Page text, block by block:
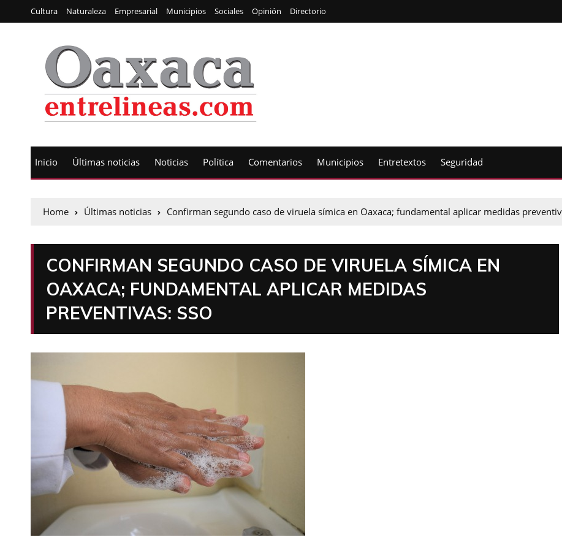
Cultura Naturaleza Empresarial Municipios Sociales Opinión Directorio
Inicio Últimas noticias Noticias Política Comentarios Municipios Entretextos Seguridad
Home Últimas noticias Confirman segundo caso de viruela símica en Oaxaca; fundamental aplicar medidas
CONFIRMAN SEGUNDO CASO DE VIRUELA SÍMICA EN
OAXACA; FUNDAMENTAL APLICAR MEDIDAS
PREVENTIVAS: SSO